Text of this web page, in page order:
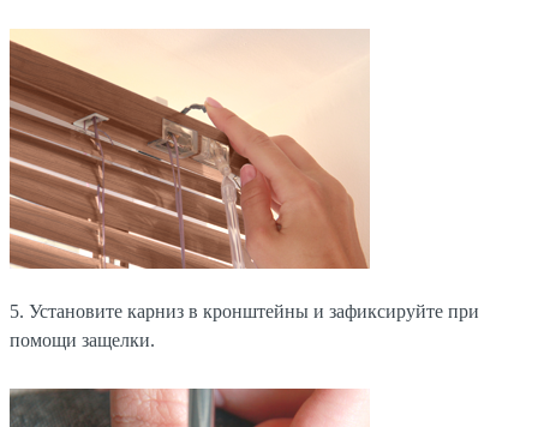
5. Установите карниз в кронштейны и зафиксируйте при
помощи защелки.